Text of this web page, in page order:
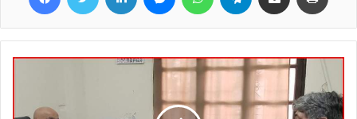
climático es un condicionante importante. Si quienes
habitualmente circulan por esta ruta nos manifestaban la
principalmente en jornadas de precipitaciones para guiarse en
su circulación, ya que el recapado nuevo es oscuro y la escasa
visibilidad provoca inseguridad a la hora de transitar.